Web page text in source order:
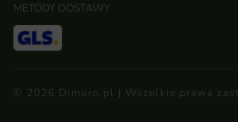
METODY DOSTAWY
© 2026 Dimuro.pl | Wszelkie prawa